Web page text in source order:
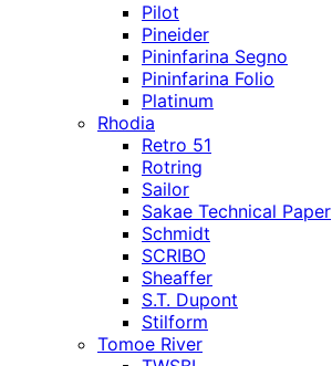
Pilot
Pineider
Pininfarina Segno
Pininfarina Folio
Platinum
Rhodia
Retro 51
Rotring
Sailor
Sakae Technical Paper
Schmidt
SCRIBO
Sheaffer
S.T. Dupont
Stilform
Tomoe River